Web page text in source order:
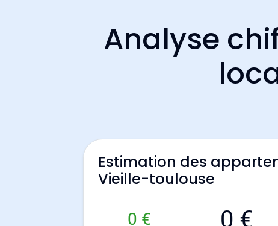
Analyse
Estimation des
Vieille-toulouse
0 € 0 €